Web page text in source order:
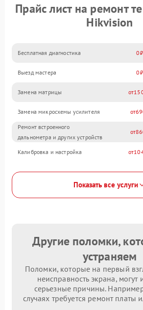
Прайс лист на ремонт
Hikvision
Бесплатная диагностика 0
Выезд мастера 0
Замена матрицы
Замена микросхемы усилителя
Ремонт встроенного
дальнометра и других устройств
Калибровка и настройка
Показать все услуги
Другие поломки,
устраняем
Поломки, которые на первый
неисправность экрана, могут
серьезные причины.
случаях требуется ремонт платы